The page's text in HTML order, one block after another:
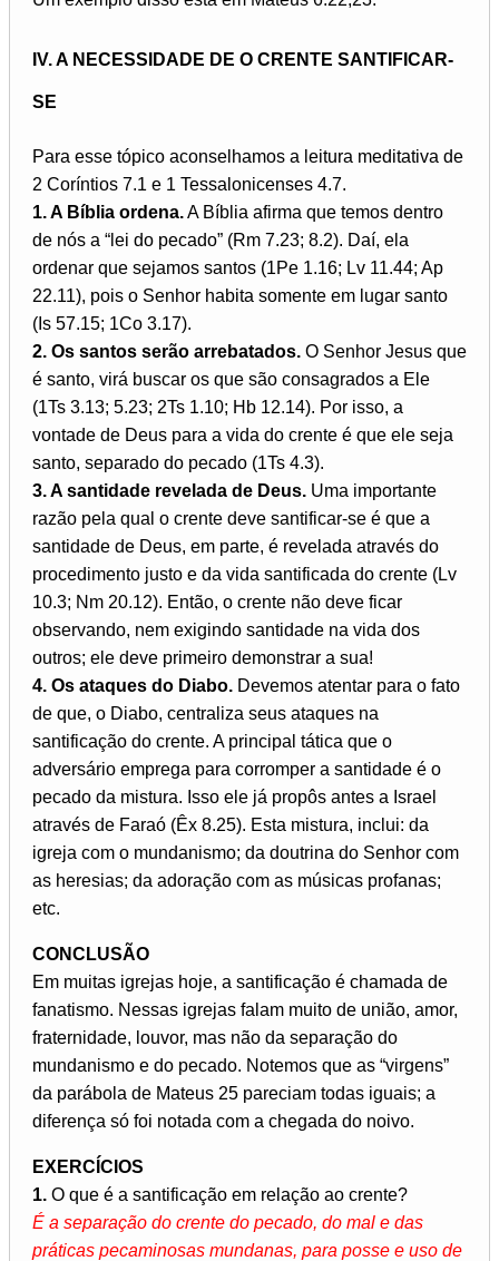
IV. A NECESSIDADE DE O CRENTE SANTIFICAR-
SE
Para esse tópico aconselhamos a leitura meditativa de
2 Coríntios 7.1 e 1 Tessalonicenses 4.7.
1. A Bíblia ordena.A Bíblia afirma que temos dentro
de nós a “lei do pecado” (Rm 7.23; 8.2). Daí, ela
ordenar que sejamos santos (1Pe 1.16; Lv 11.44; Ap
22.11), pois o Senhor habita somente em lugar santo
(Is 57.15; 1Co 3.17).
2. Os santos serão arrebatados. O Senhor Jesus que
é santo, virá buscar os que são consagrados a Ele
(1Ts 3.13; 5.23; 2Ts 1.10; Hb 12.14). Por isso, a
vontade de Deus para a vida do crente é que ele seja
santo, separado do pecado (1Ts 4.3).
3. A santidade revelada de Deus. Uma importante
razão pela qual o crente deve santificar-se é que a
santidade de Deus, em parte, é revelada através do
procedimento justo e da vida santificada do crente (Lv
10.3; Nm 20.12). Então, o crente não deve ficar
observando, nem exigindo santidade na vida dos
outros; ele deve primeiro demonstrar a sua!
4. Os ataques do Diabo. Devemos atentar para o fato
de que, o Diabo, centraliza seus ataques na
santificação do crente. A principal tática que o
adversário emprega para corromper a santidade é o
pecado da mistura. Isso ele já propôs antes a Israel
através de Faraó (Êx 8.25). Esta mistura, inclui: da
igreja com o mundanismo; da doutrina do Senhor com
as heresias; da adoração com as músicas profanas;
etc.
CONCLUSÃO
Em muitas igrejas hoje, a santificação é chamada de
fanatismo. Nessas igrejas falam muito de união, amor,
fraternidade, louvor, mas não da separação do
mundanismo e do pecado. Notemos que as “virgens”
da parábola de Mateus 25 pareciam todas iguais; a
diferença só foi notada com a chegada do noivo.
EXERCÍCIOS
1. O que é a santificação em relação ao crente?
É a separação do crente do pecado, do mal e das
práticas pecaminosas mundanas, para posse e uso de